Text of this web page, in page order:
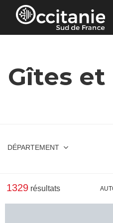
Panneau de gestion des
Gîtes
DÉPARTEMENT
1329 résultats